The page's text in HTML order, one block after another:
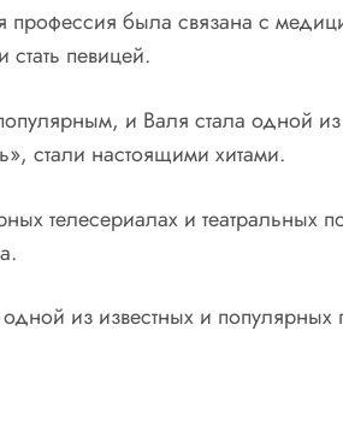
профессия была связана с
певицей.
и Валя стала одной
стали настоящими хитами.
телесериалах и театральных
из известных и популярных